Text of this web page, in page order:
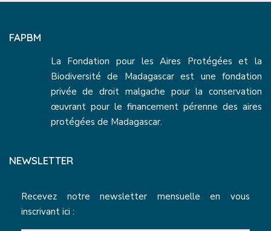
FAPBM
La Fondation pour les Aires Protégées et la
Biodiversité de Madagascar est une fondation
privée de droit malgache pour la conservation
œuvrant pour le financement pérenne des aires
protégées de Madagascar.
NEWSLETTER
Recevez notre newsletter mensuelle en vous
inscrivant ici :